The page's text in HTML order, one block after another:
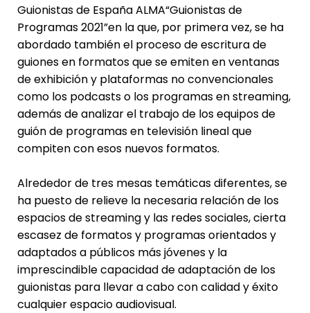
Guionistas de España ALMA“Guionistas de
Programas 2021”en la que, por primera vez, se ha
abordado también el proceso de escritura de
guiones en formatos que se emiten en ventanas
de exhibición y plataformas no convencionales
como los podcasts o los programas en streaming,
además de analizar el trabajo de los equipos de
guión de programas en televisión lineal que
compiten con esos nuevos formatos.
Alrededor de tres mesas temáticas diferentes, se
ha puesto de relieve la necesaria relación de los
espacios de streaming y las redes sociales, cierta
escasez de formatos y programas orientados y
adaptados a públicos más jóvenes y la
imprescindible capacidad de adaptación de los
guionistas para llevar a cabo con calidad y éxito
cualquier espacio audiovisual.